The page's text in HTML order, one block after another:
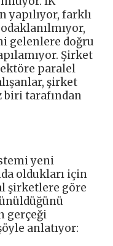
yapılıyor, farklı
gelenlere doğru
Şirket
paralel
şirket
tarafından
yeni
oldukları için
şirketlere göre
gerçeği
anlatıyor: